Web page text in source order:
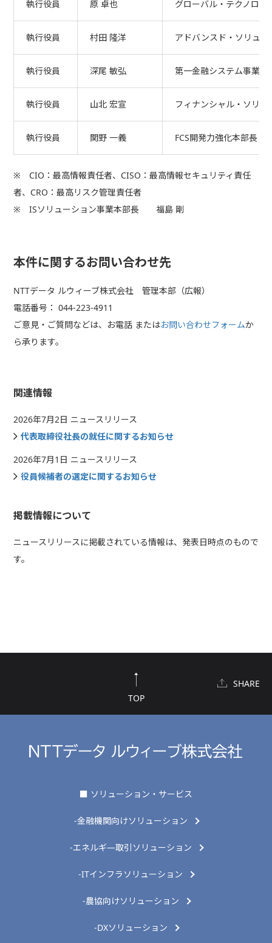
執行役員 原 卓也 グローバル・テクノロジ
執行役員 村田 隆洋 アドバンスド・ソリュ
執行役員 深尾 敏弘 第一金融システム事業本
執行役員 山北 宏宣 フィナンシャル・ソリ
執行役員 関野 一義 FCS開発力強化本部長
※ CIO：最高情報責任者、CISO：最高情報セキュリティ責任
者、CRO：最高リスク管理責任者
※ ISソリューション事業本部長 福島 剛
本件に関するお問い合わせ先
NTTデータ ルウィーブ株式会社 管理本部（広報）
電話番号： 044-223-4911
ご意見・ご質問などは、お電話 またはお問い合わせフォームか
ら承ります。
関連情報
2026年7月2日 ニュースリリース
代表取締役社長の就任に関するお知らせ
2026年7月1日 ニュースリリース
役員候補者の選定に関するお知らせ
掲載情報について
ニュースリリースに掲載されている情報は、発表日時点のもので
す。
TOP
SHARE
■ ソリューション・サービス
-金融機関向けソリューション
-エネルギ―取引ソリューション
-ITインフラソリューション
-農協向けソリューション
-DXソリューション